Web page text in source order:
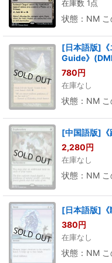
在庫数 1点
状態：NM こ
[日本語版]
Guide》
780円
在庫なし
状態：NM こ
[中国語版]
2,280円
在庫なし
状態：NM こ
[日本語版]
380円
在庫なし
状態：NM こ